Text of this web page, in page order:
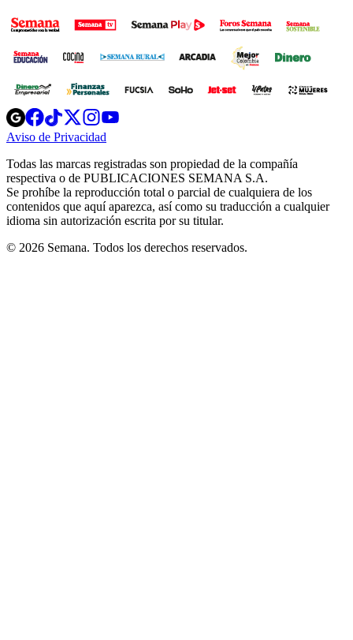
Opens
in
new
Opens
in
new
Opens
in
new
window
Opens
new
windowwindow
Aviso de Privacidad
new
window
Todas las marcas registradas son propiedad de la compañía
respectiva o de PUBLICACIONES SEMANA S.A.
Se prohíbe la reproducción total o parcial de cualquiera de los
contenidos que aquí aparezca, así como su traducción a cualquier
idioma sin autorización escrita por su titular.
© 2026 Semana. Todos los derechos reservados.